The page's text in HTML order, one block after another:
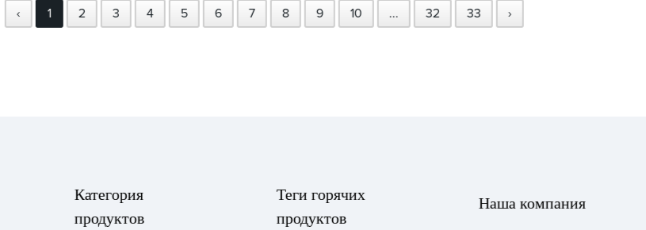
‹ 1 2 3 4 5 6 7 8 9 10 ... 32 33 ›
Категория
продуктов
Теги горячих
продуктов
Наша компания